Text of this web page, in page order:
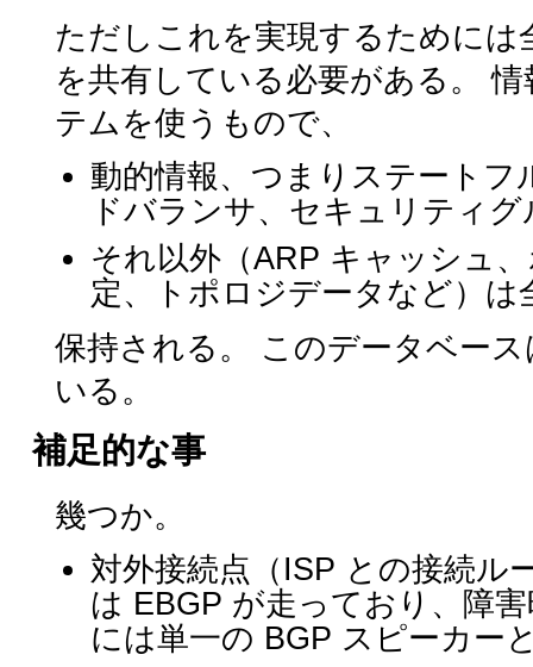
ただしこれを実現するために
を共有している必要がある。
テムを使うもので、
動的情報、つまりステート
ドバランサ、セキュリティ
それ以外（ARP キャッシュ
定、トポロジデータなど）
保持される。 このデータベー
いる。
補足的な事
幾つか。
対外接続点（ISP との接続ル
は EBGP が走っており、障
には単一の BGP スピーカー